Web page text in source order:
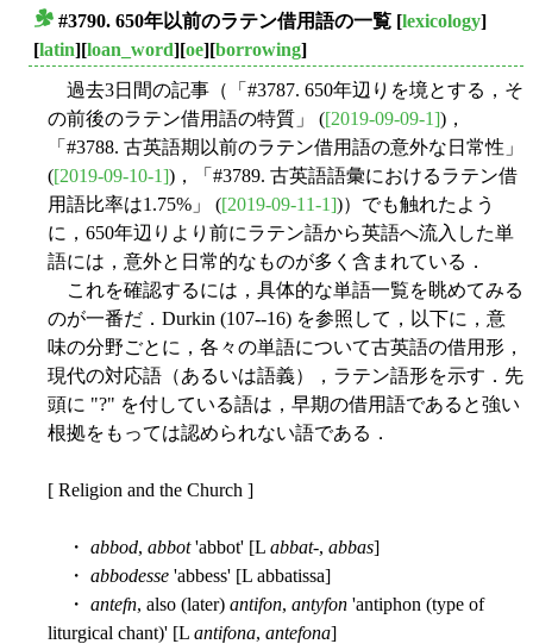
#3790. 650年以前のラテン借用語の一覧 [lexicology]
[latin][loan_word][oe][borrowing]
過去3日間の記事（「#3787. 650年辺りを境とする，そ
の前後のラテン借用語の特質」 ([2019-09-09-1])，
「#3788. 古英語期以前のラテン借用語の意外な日常性」
([2019-09-10-1])，「#3789. 古英語語彙におけるラテン借
用語比率は1.75%」 ([2019-09-11-1])）でも触れたよう
に，650年辺りより前にラテン語から英語へ流入した単
語には，意外と日常的なものが多く含まれている．
これを確認するには，具体的な単語一覧を眺めてみる
のが一番だ．Durkin (107--16) を参照して，以下に，意
味の分野ごとに，各々の単語について古英語の借用形，
現代の対応語（あるいは語義），ラテン語形を示す．先
頭に "?" を付している語は，早期の借用語であると強い
根拠をもっては認められない語である．
[ Religion and the Church ]
・ abbod, abbot'abbot' [L abbat-, abbas]
・ abbodesse 'abbess' [L abbatissa]
・ antefn, also (later) antifon, antyfon 'antiphon (type of
liturgical chant)' [L antifona, antefona]